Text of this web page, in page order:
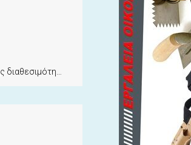
διαθεσιμότητα